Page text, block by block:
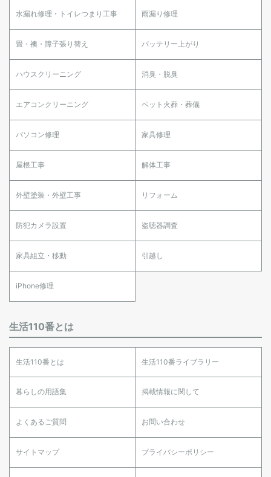
水漏れ修理・トイレつまり工事 雨漏り修理
畳・襖・障子張り替え バッテリー上がり
ハウスクリーニング 消臭・脱臭
エアコンクリーニング ペット火葬・葬儀
パソコン修理 家具修理
屋根工事 解体工事
外壁塗装・外壁工事 リフォーム
防犯カメラ設置 盗聴器調査
家具組立・移動 引越し
iPhone修理
生活110番とは
生活110番とは 生活110番ライブラリー
暮らしの用語集 掲載情報に関して
よくあるご質問 お問い合わせ
サイトマップ プライバシーポリシー